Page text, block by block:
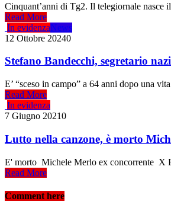
Cinquant’anni di Tg2. Il telegiornale nasce
Read More
In evidenzaNews
12 Ottobre 20240
Stefano Bandecchi, segretario
E’ “sceso in campo” a 64 anni dopo una
Read More
In evidenza
7 Giugno 20210
Lutto nella canzone, è morto
E' morto Michele Merlo ex concorrente X
Read More
Comment here